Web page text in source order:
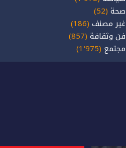
صحة (52)
غير مصنف (186)
فن وثقافة (857)
مجتمع (1٬975)